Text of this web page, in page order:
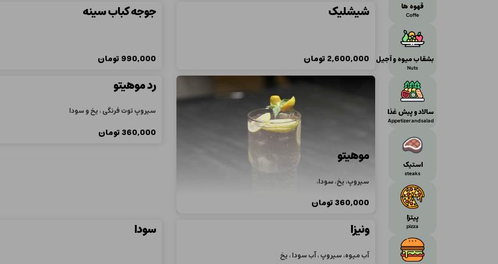
قهوه ها
Coffe
بشقاب میوه و آجیل
Nuts
سالاد و پیش غذا
Appetizer and salad
استیک
steaks
پیتزا
pizza
شیشلیک
2,600,000تومان
جوجه کباب سینه
990,000تومان
موهيتو
سيروپ، يخ، سودا،
360,000تومان
رد موهيتو
سیروپ توت فرنگی ، یخ و سودا
360,000تومان
ونیزا
آب میوه، سیر‌و‌پ ، آب سودا ، یخ
سودا